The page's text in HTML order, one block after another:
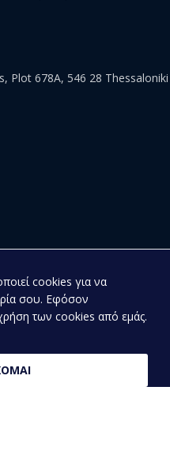
Plot 678A, 546 28 Thessaloniki
cookies για να
σου. Εφόσον
των cookies από εμάς.